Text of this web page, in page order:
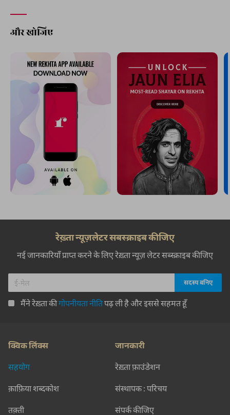
और खोजिए
रेख़्ता न्यूज़लेटर सबस्क्राइब कीजिए
नई जानकारियाँ प्राप्त करने के लिए रेख़्ता न्यूज़ लेटर सब्स्क्राइब कीजिए
मैंने रेख़्ता कीगोपनीयता नीतिपढ़ ली है और इससे सहमत हूँ
क्विक लिंक्स
सहयोग
क़ाफ़िया शब्दकोश
तक़्ती
जानकारी
रेख़्ता फ़ाउंडेशन
संस्थापक : परिचय
संपर्क कीजिए